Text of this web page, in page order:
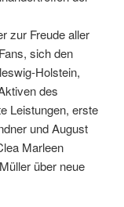
zur Freude aller
sich den
Holstein,
des
Leistungen, erste
und August
Marleen
über neue